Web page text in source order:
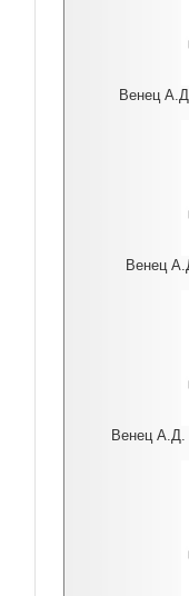
Венец
Венец
Венец А.Д.